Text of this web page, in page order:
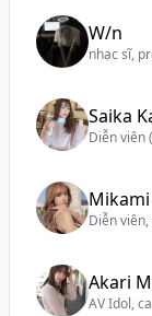
W/n
nhạc sĩ,
Saika
Diễn viên
Mikami
Diễn
Akari
AV Idol,